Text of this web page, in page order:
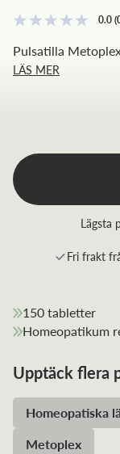
0.0
Pulsatilla
LÄS MER
Lägsta
Fri frakt
150 tabletter
Homeopatikum
Upptäck flera
Homeopatiska
Metoplex